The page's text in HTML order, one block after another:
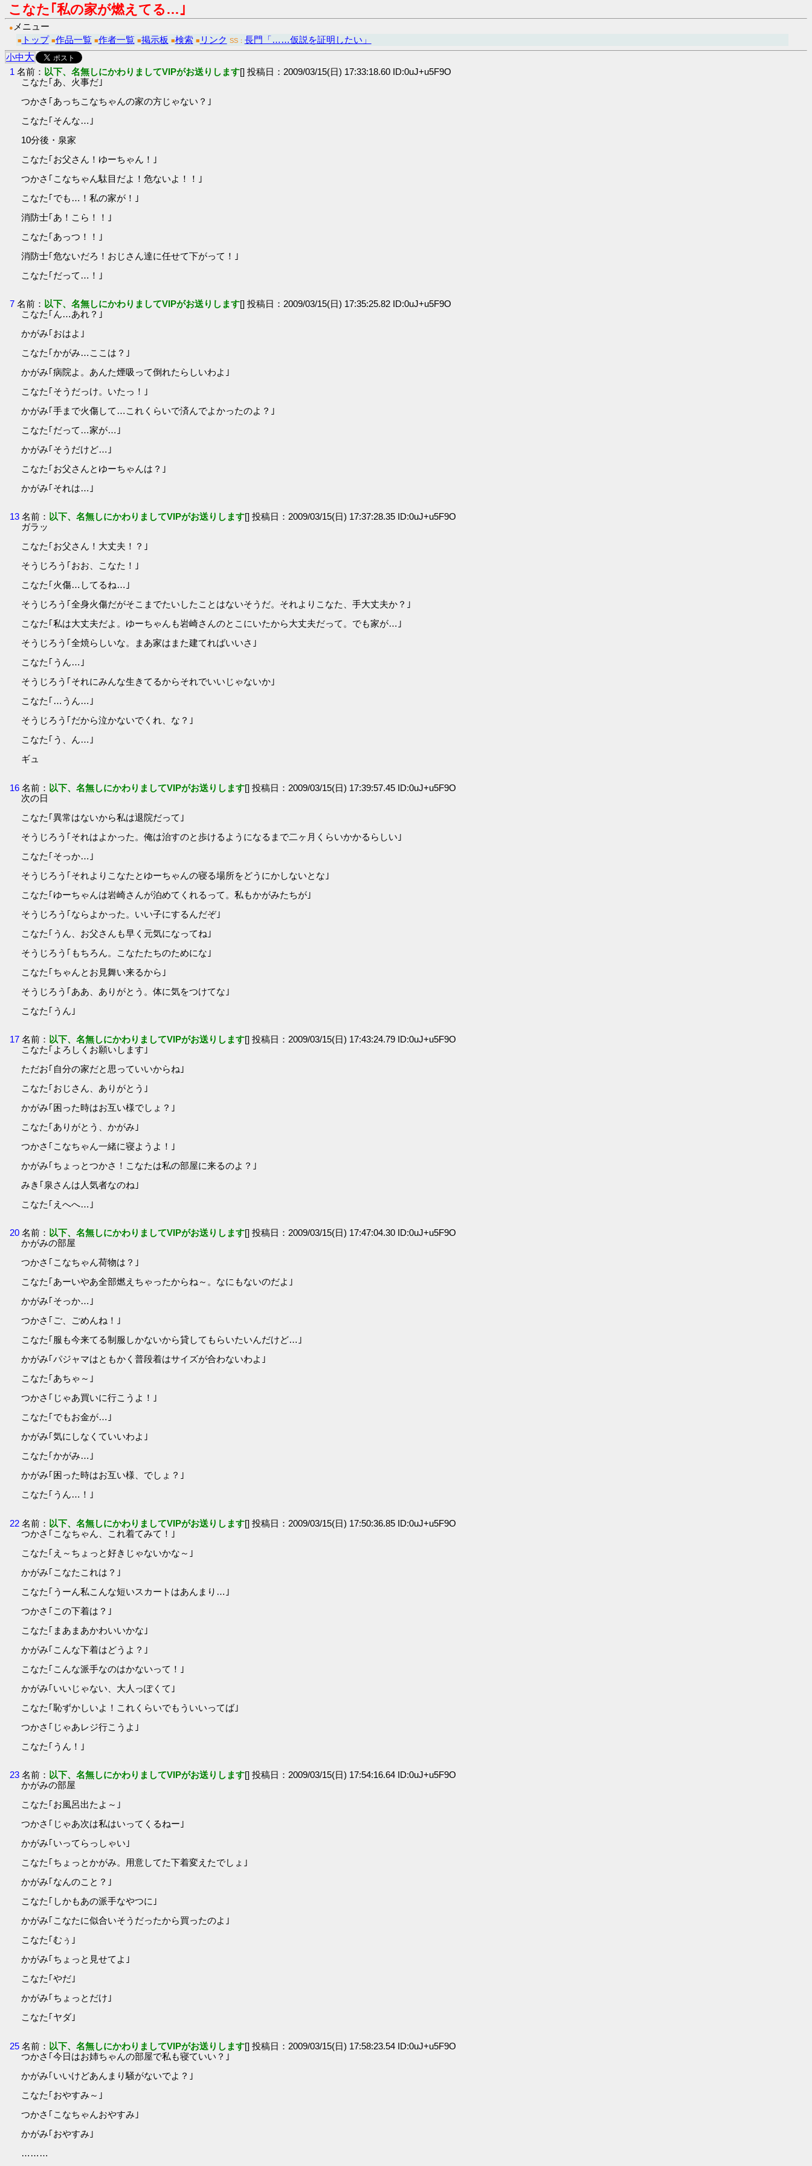
こなた｢私の家が燃えてる…｣
● メニュー
■ トップ ■作品一覧 ■作者一覧 ■掲示板 ■検索 ■ リンク SS： 長門「……仮説を証明したい」
小中大
1 名前： 以下、名無しにかわりましてVIPがお送りします[] 投稿日：2009/03/15(日) 17:33:18.60 ID:0uJ+u5F9O
こなた｢あ、火事だ｣
つかさ｢あっちこなちゃんの家の方じゃない？｣
こなた｢そんな…｣
10分後・泉家
こなた｢お父さん！ゆーちゃん！｣
つかさ｢こなちゃん駄目だよ！危ないよ！！｣
こなた｢でも…！私の家が！｣
消防士｢あ！こら！！｣
こなた｢あっつ！！｣
消防士｢危ないだろ！おじさん達に任せて下がって！｣
こなた｢だって…！｣
7 名前： 以下、名無しにかわりましてVIPがお送りします[] 投稿日：2009/03/15(日) 17:35:25.82 ID:0uJ+u5F9O
こなた｢ん…あれ？｣
かがみ｢おはよ｣
こなた｢かがみ…ここは？｣
かがみ｢病院よ。あんた煙吸って倒れたらしいわよ｣
こなた｢そうだっけ。いたっ！｣
かがみ｢手まで火傷して…これくらいで済んでよかったのよ？｣
こなた｢だって…家が…｣
かがみ｢そうだけど…｣
こなた｢お父さんとゆーちゃんは？｣
かがみ｢それは…｣
13 名前： 以下、名無しにかわりましてVIPがお送りします[] 投稿日：2009/03/15(日) 17:37:28.35 ID:0uJ+u5F9O
ガラッ
こなた｢お父さん！大丈夫！？｣
そうじろう｢おお、こなた！｣
こなた｢火傷…してるね…｣
そうじろう｢全身火傷だがそこまでたいしたことはないそうだ。それよりこなた、手大丈夫か？｣
こなた｢私は大丈夫だよ。ゆーちゃんも岩崎さんのとこにいたから大丈夫だって。でも家が…｣
そうじろう｢全焼らしいな。まあ家はまた建てればいいさ｣
こなた｢うん…｣
そうじろう｢それにみんな生きてるからそれでいいじゃないか｣
こなた｢…うん…｣
そうじろう｢だから泣かないでくれ、な？｣
こなた｢う、ん…｣
ギュ
16 名前： 以下、名無しにかわりましてVIPがお送りします[] 投稿日：2009/03/15(日) 17:39:57.45 ID:0uJ+u5F9O
次の日
こなた｢異常はないから私は退院だって｣
そうじろう｢それはよかった。俺は治すのと歩けるようになるまで二ヶ月くらいかかるらしい｣
こなた｢そっか…｣
そうじろう｢それよりこなたとゆーちゃんの寝る場所をどうにかしないとな｣
こなた｢ゆーちゃんは岩崎さんが泊めてくれるって。私もかがみたちが｣
そうじろう｢ならよかった。いい子にするんだぞ｣
こなた｢うん、お父さんも早く元気になってね｣
そうじろう｢もちろん。こなたたちのためにな｣
こなた｢ちゃんとお見舞い来るから｣
そうじろう｢ああ、ありがとう。体に気をつけてな｣
こなた｢うん｣
17 名前： 以下、名無しにかわりましてVIPがお送りします[] 投稿日：2009/03/15(日) 17:43:24.79 ID:0uJ+u5F9O
こなた｢よろしくお願いします｣
ただお｢自分の家だと思っていいからね｣
こなた｢おじさん、ありがとう｣
かがみ｢困った時はお互い様でしょ？｣
こなた｢ありがとう、かがみ｣
つかさ｢こなちゃん一緒に寝ようよ！｣
かがみ｢ちょっとつかさ！こなたは私の部屋に来るのよ？｣
みき｢泉さんは人気者なのね｣
こなた｢えへへ…｣
20 名前： 以下、名無しにかわりましてVIPがお送りします[] 投稿日：2009/03/15(日) 17:47:04.30 ID:0uJ+u5F9O
かがみの部屋
つかさ｢こなちゃん荷物は？｣
こなた｢あーいやあ全部燃えちゃったからね～。なにもないのだよ｣
かがみ｢そっか…｣
つかさ｢ご、ごめんね！｣
こなた｢服も今来てる制服しかないから貸してもらいたいんだけど…｣
かがみ｢パジャマはともかく普段着はサイズが合わないわよ｣
こなた｢あちゃ～｣
つかさ｢じゃあ買いに行こうよ！｣
こなた｢でもお金が…｣
かがみ｢気にしなくていいわよ｣
こなた｢かがみ…｣
かがみ｢困った時はお互い様、でしょ？｣
こなた｢うん…！｣
22 名前： 以下、名無しにかわりましてVIPがお送りします[] 投稿日：2009/03/15(日) 17:50:36.85 ID:0uJ+u5F9O
つかさ｢こなちゃん、これ着てみて！｣
こなた｢え～ちょっと好きじゃないかな～｣
かがみ｢こなたこれは？｣
こなた｢うーん私こんな短いスカートはあんまり…｣
つかさ｢この下着は？｣
こなた｢まあまあかわいいかな｣
かがみ｢こんな下着はどうよ？｣
こなた｢こんな派手なのはかないって！｣
かがみ｢いいじゃない、大人っぽくて｣
こなた｢恥ずかしいよ！これくらいでもういいってば｣
つかさ｢じゃあレジ行こうよ｣
こなた｢うん！｣
23 名前： 以下、名無しにかわりましてVIPがお送りします[] 投稿日：2009/03/15(日) 17:54:16.64 ID:0uJ+u5F9O
かがみの部屋
こなた｢お風呂出たよ～｣
つかさ｢じゃあ次は私はいってくるねー｣
かがみ｢いってらっしゃい｣
こなた｢ちょっとかがみ。用意してた下着変えたでしょ｣
かがみ｢なんのこと？｣
こなた｢しかもあの派手なやつに｣
かがみ｢こなたに似合いそうだったから買ったのよ｣
こなた｢むぅ｣
かがみ｢ちょっと見せてよ｣
こなた｢やだ｣
かがみ｢ちょっとだけ｣
こなた｢ヤダ｣
25 名前： 以下、名無しにかわりましてVIPがお送りします[] 投稿日：2009/03/15(日) 17:58:23.54 ID:0uJ+u5F9O
つかさ｢今日はお姉ちゃんの部屋で私も寝ていい？｣
かがみ｢いいけどあんまり騒がないでよ？｣
こなた｢おやすみ～｣
つかさ｢こなちゃんおやすみ｣
かがみ｢おやすみ｣
………